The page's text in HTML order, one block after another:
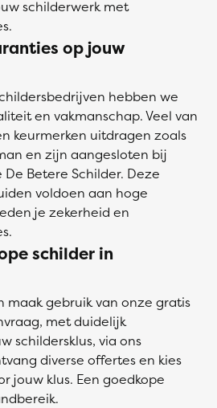
schilderwerk met
op jouw
hebben we
en vakmanschap. Veel van
keurmerken uitdragen zoals
en zijn aangesloten bij
Betere Schilder. Deze
voldoen aan hoge
je zekerheid en
schilder in
maak gebruik van onze gratis
met duidelijk
schildersklus, via ons
diverse offertes en kies
jouw klus. Een goedkope